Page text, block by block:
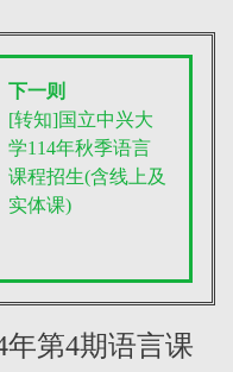
下一则
[转知]国立中兴大
学114年秋季语言
课程招生(含线上及
实体课)
第4期语言课